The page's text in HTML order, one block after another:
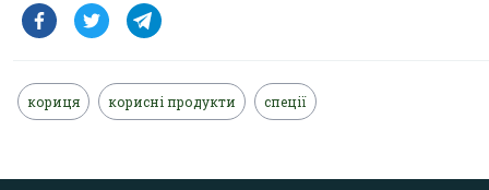
кориця корисні продукти спеції